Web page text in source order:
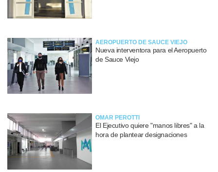
AEROPUERTO DE SAUCE VIEJO
Nueva interventora para el Aeropuerto
de Sauce Viejo
OMAR PEROTTI
El Ejecutivo quiere "manos libres" a la
hora de plantear designaciones